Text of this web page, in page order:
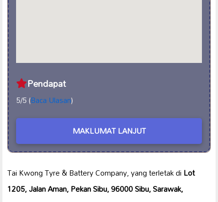
Pendapat
5/5 (Baca Ulasan)
MAKLUMAT LANJUT
Tai Kwong Tyre & Battery Company, yang terletak diLot
1205, Jalan Aman, Pekan Sibu, 96000 Sibu, Sarawak,